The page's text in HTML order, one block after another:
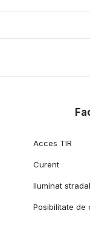
Acces TIR
Curent
Iluminat stradal
Posibilitate de